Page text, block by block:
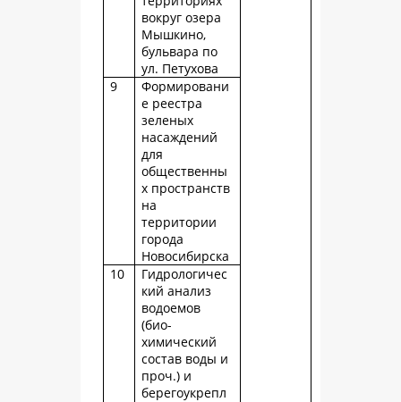
вокруг озера
Мышкино,
бульвара по
ул. Петухова
9
Формировани
е реестра
зеленых
насаждений
для
общественны
х пространств
на
территории
города
Новосибирска
10
Гидрологичес
кий анализ
водоемов
(био-
химический
состав воды и
проч.) и
берегоукрепл